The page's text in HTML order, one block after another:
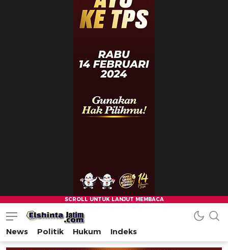
News Politik Hukum Indeks